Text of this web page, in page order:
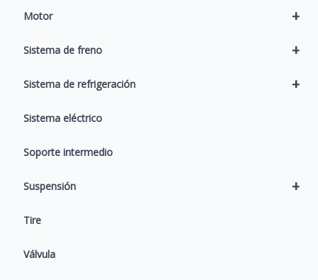
+
Motor
+
Sistema de freno
+
Sistema de refrigeración
Sistema eléctrico
Soporte intermedio
+
Suspensión
Tire
Válvula